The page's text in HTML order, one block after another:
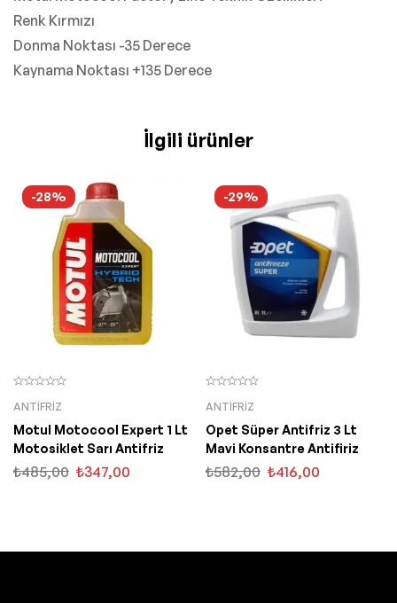
Renk Kırmızı
Donma Noktası -35 Derece
Kaynama Noktası +135 Derece
İlgili ürünler
-28%
ANTIFRIZ
Motul Motocool Expert 1 Lt
Motosiklet Sarı Antifriz
₺485,00 ₺347,00
-29%
ANTIFRIZ
Opet Süper Antifriz 3 Lt
Mavi Konsantre Antifiriz
₺582,00 ₺416,00